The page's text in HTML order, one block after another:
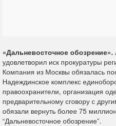
«Дальневосточное обозрение».
удовлетворил иск прокуратуры
Компания из Москвы обязалась
Надеждинское комплекс
правоохранители, организация
предварительному сговору с
обязали вернуть более 75
“Дальневосточное обозрение”.